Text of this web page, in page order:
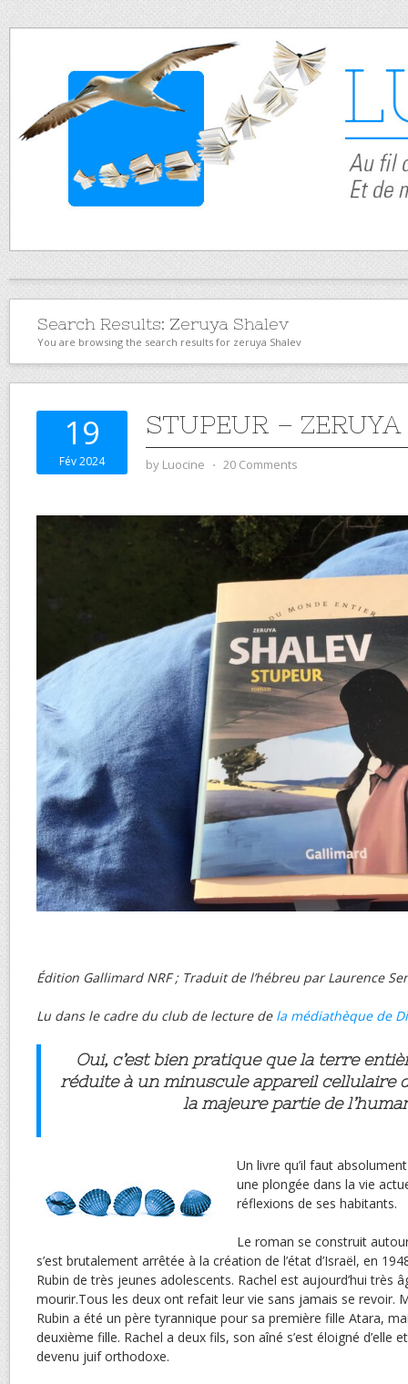
Search Results: Zeruya Shalev
You are browsing the search results for zeruya Shalev
19
Fév 2024
STUPEUR –
by Luocine ⋅ 20 Comments
Édition Gallimard NRF ; Traduit de l’hébreu par Laurence
Lu dans le cadre du club de lecture de la médiathèque de
Oui, c’est bien pratique que la terre
réduite à un minuscule appareil cellulaire
la majeure partie de
Un livre qu’il faut
une plongée dans la vie
réflexions de ses habitants.
Le roman se construit
s’est brutalement arrêtée à la création de l’état d’Israël, en
Rubin de très jeunes adolescents. Rachel est aujourd’hui très
mourir.Tous les deux ont refait leur vie sans jamais se revoir.
Rubin a été un père tyrannique pour sa première fille Atara,
deuxième fille. Rachel a deux fils, son aîné s’est éloigné d’elle
devenu juif orthodoxe.